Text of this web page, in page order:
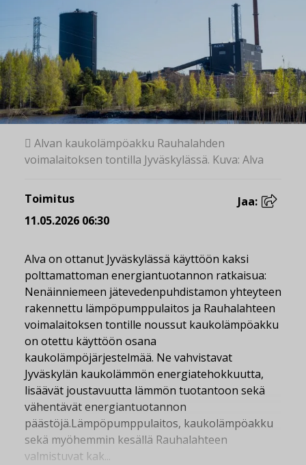
 Alvan kaukolämpöakku Rauhalahden
voimalaitoksen tontilla Jyväskylässä. Kuva: Alva
Toimitus
11.05.2026 06:30
Jaa:
Alva on ottanut Jyväskylässä käyttöön kaksi
polttamattoman energiantuotannon ratkaisua:
Nenäinniemeen jätevedenpuhdistamon yhteyteen
rakennettu lämpöpumppulaitos ja Rauhalahteen
voimalaitoksen tontille noussut kaukolämpöakku
on otettu käyttöön osana
kaukolämpöjärjestelmää. Ne vahvistavat
Jyväskylän kaukolämmön energiatehokkuutta,
lisäävät joustavuutta lämmön tuotantoon sekä
vähentävät energiantuotannon
päästöjä.Lämpöpumppulaitos, kaukolämpöakku
sekä myöhemmin kesällä Rauhalahteen
valmistuvat kak...